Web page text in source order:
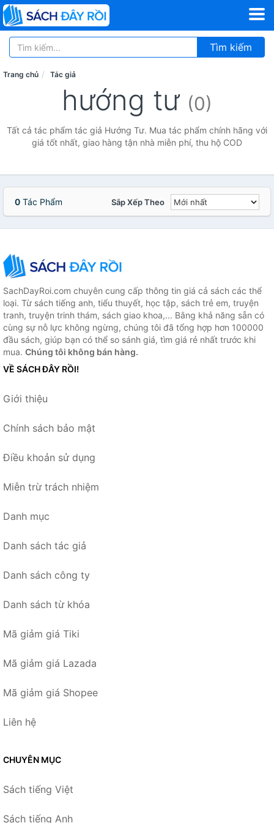
Tìm kiếm
Trang chủ Tác giả
hướng tư (0)
Tất cả tác phẩm tác giả Hướng Tư. Mua tác phẩm chính hãng với
giá tốt nhất, giao hàng tận nhà miễn phí, thu hộ COD
0 Tác Phẩm Sắp Xếp Theo
SachDayRoi.com chuyên cung cấp thông tin giá cả sách các thể
loại. Từ sách tiếng anh, tiểu thuyết, học tập, sách trẻ em, truyện
tranh, truyện trinh thám, sách giao khoa,... Bằng khả năng sẵn có
cùng sự nỗ lực không ngừng, chúng tôi đã tổng hợp hơn 100000
đầu sách, giúp bạn có thể so sánh giá, tìm giá rẻ nhất trước khi
mua. Chúng tôi không bán hàng.
VỀ SÁCH ĐÂY RỒI!
Giới thiệu
Chính sách bảo mật
Điều khoản sử dụng
Miễn trừ trách nhiệm
Danh mục
Danh sách tác giả
Danh sách công ty
Danh sách từ khóa
Mã giảm giá Tiki
Mã giảm giá Lazada
Mã giảm giá Shopee
Liên hệ
CHUYÊN MỤC
Sách tiếng Việt
Sách tiếng Anh